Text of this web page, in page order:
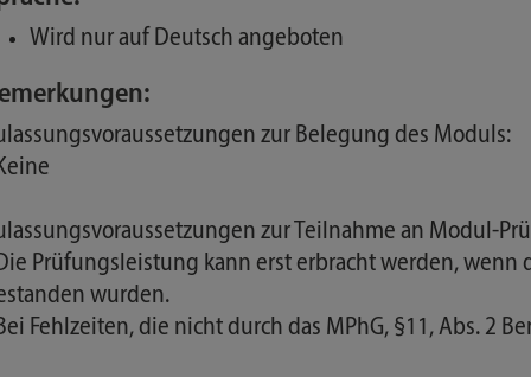
Wird nur auf Deutsch angeboten
zur Belegung des Moduls:
zur Teilnahme an Modul-
Prüfungsleistung kann erst erbracht werden, wenn
wurden.
Fehlzeiten, die nicht durch das MPhG, §11, Abs. 2